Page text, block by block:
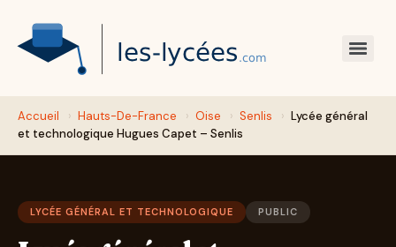
Accueil › Hauts-De-France › Oise › Senlis › Lycée général
et technologique Hugues Capet – Senlis
LYCÉE GÉNÉRAL ET TECHNOLOGIQUE PUBLIC